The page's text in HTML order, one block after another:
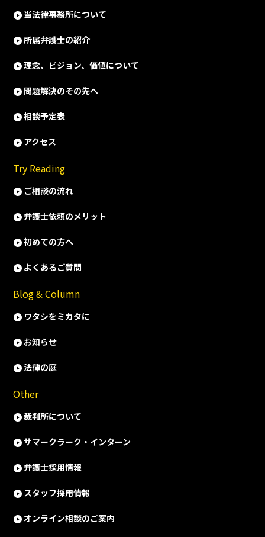
当法律事務所について
所属弁護士の紹介
理念、ビジョン、価値について
問題解決のその先へ
相談予定表
アクセス
Try Reading
ご相談の流れ
弁護士依頼のメリット
初めての方へ
よくあるご質問
Blog & Column
ワタシをミカタに
お知らせ
法律の庭
Other
裁判所について
サマークラーク・インターン
弁護士採用情報
スタッフ採用情報
オンライン相談のご案内